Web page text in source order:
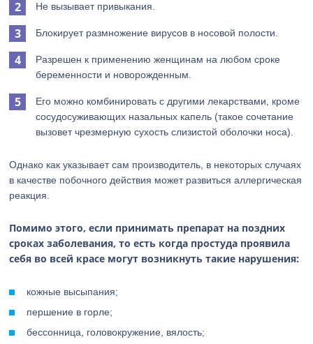
Не вызывает привыкания.
Блокирует размножение вирусов в носовой полости.
Разрешен к применению женщинам на любом сроке
беременности и новорожденным.
Его можно комбинировать с другими лекарствами, кроме
сосудосуживающих назальных капель (такое сочетание
вызовет чрезмерную сухость слизистой оболочки носа).
Однако как указывает сам производитель, в некоторых случаях
в качестве побочного действия может развиться аллергическая
реакция.
Помимо этого, если принимать препарат на поздних
сроках заболевания, то есть когда простуда проявила
себя во всей красе могут возникнуть такие нарушения:
кожные высыпания;
першение в горле;
бессонница, головокружение, вялость;